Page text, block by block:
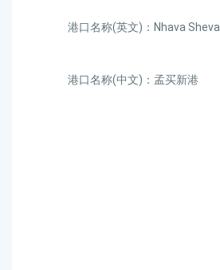
港口名称(英文)：Nhava Sheva
港口名称(中文)：孟买新港